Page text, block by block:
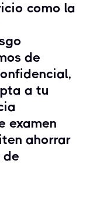
como la
de
a tu
examen
ahorrar
de